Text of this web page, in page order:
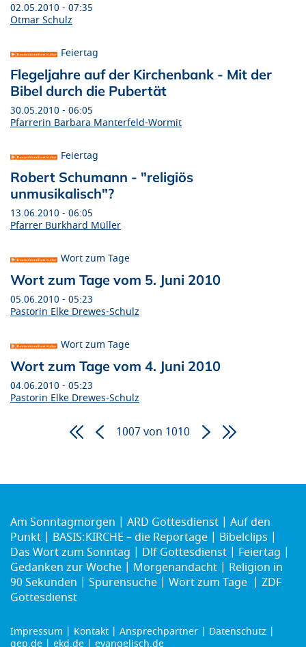
02.05.2010 - 07:35
Otmar Schulz
Feiertag
Flegeljahre auf der Kirchenbank - Mit der
Bibel durch die Pubertät
30.05.2010 - 06:05
Pfarrerin Barbara Manterfeld-Wormit
Feiertag
Robert Schumann - "religiös
unmusikalisch"?
13.06.2010 - 06:05
Pfarrer Burkhard Müller
Wort zum Tage
Wort zum Tage vom 5. Juni 2010
05.06.2010 - 05:23
Pastorin Elke Drewes-Schulz
Wort zum Tage
Wort zum Tage vom 4. Juni 2010
04.06.2010 - 05:23
Pastorin Elke Drewes-Schulz
1007 von 1010
Am Sonntagmorgen ARD Gottesdienst
Auf den
Punkt
BASIS:KIRCHE – die Reportage
Bibelclips
Das Wort zum Sonntag
Dlf Gottesdienst
Feiertag
Gedanken zur Woche
Morgenandacht
Religion in
90 Sekunden
Spurensuche Wort zum Tage
ZDF
Gottesdienst
Impressum Kontakt Ansprechpartner
Datenschutz
gep.de
ekd.de evangelisch.de